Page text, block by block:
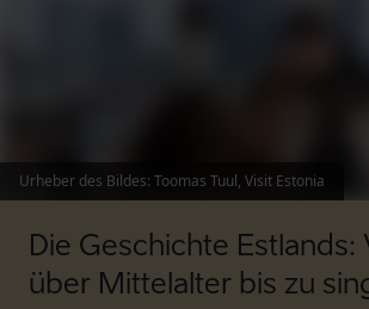
Urheber des Bildes: Toomas Tuul, Visit Estonia
Die Geschichte Estlands:
über Mittelalter bis zu